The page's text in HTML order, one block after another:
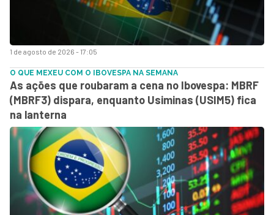
1 de agosto de 2026 - 17:05
O QUE MEXEU COM O IBOVESPA NA SEMANA
As ações que roubaram a cena no Ibovespa: MBRF
(MBRF3) dispara, enquanto Usiminas (USIM5) fica
na lanterna